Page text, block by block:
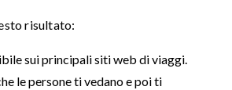
risultato:
sui principali siti web di viaggi.
le persone ti vedano e poi ti